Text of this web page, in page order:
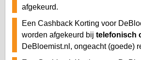
afgekeurd.
Een Cashback Korting voor
worden afgekeurd bij telefonisch
DeBloemist.nl, ongeacht (goede)